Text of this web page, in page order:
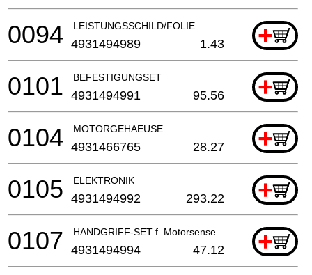
LEISTUNGSSCHILD/FOLIE +
0094 4931494989 1.43
BEFESTIGUNGSET +
0101 4931494991 95.56
MOTORGEHAEUSE +
0104 4931466765 28.27
ELEKTRONIK +
0105 4931494992 293.22
HANDGRIFF-SET f. Motorsense +
0107 4931494994 47.12